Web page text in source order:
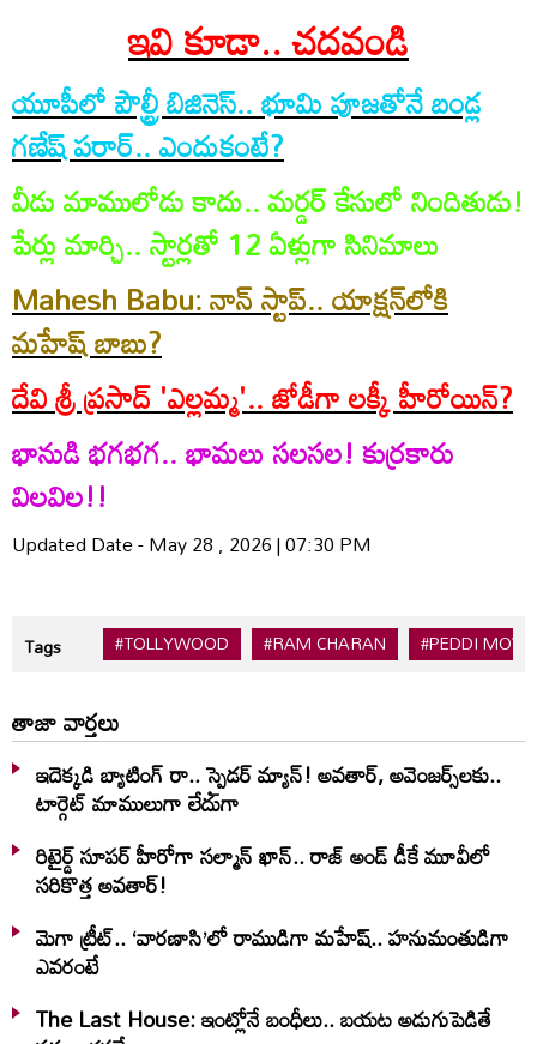
ఇవి కూడా.. చదవండి
యూపీ‌లో పౌల్ట్రీ బిజినెస్.. భూమి పూజతోనే బండ్ల
గణేష్ పరార్.. ఎందుకంటే?
వీడు మాములోడు కాదు.. మర్డర్ కేసులో నిందితుడు!
పేర్లు మార్చి.. స్టార్ల‌తో 12 ఏళ్లుగా సినిమాలు
Mahesh Babu: నాన్ స్టాప్.. యాక్షన్‌లోకి
మహేష్ బాబు?
దేవి శ్రీ ప్రసాద్ 'ఎల్ల‌మ్మ‌'.. జోడీగా ల‌క్కీ హీరోయిన్‌?
భానుడి భగభగ.. భామ‌లు స‌ల‌స‌ల! కుర్ర‌కారు
విలవిల!!
Updated Date - May 28 , 2026 | 07:30 PM
Tags #TOLLYWOOD #RAM CHARAN #PEDDI MOVIE
తాజా వార్తలు
ఇదెక్క‌డి బ్యాటింగ్ రా.. స్పైడ‌ర్ మ్యాన్‌! అవ‌తార్‌, అవెంజ‌ర్స్‌ల‌కు..
టార్గెట్ మాములుగా లేదుగా
రిటైర్డ్ సూపర్ హీరోగా సల్మాన్ ఖాన్.. రాజ్ అండ్ డీకే మూవీలో
సరికొత్త అవతార్!
మెగా ట్రీట్.. ‘వారణాసి’లో రాముడిగా మహేష్.. హనుమంతుడిగా
ఎవరంటే
The Last House: ఇంట్లోనే బంధీలు.. బయట అడుగుపెడితే